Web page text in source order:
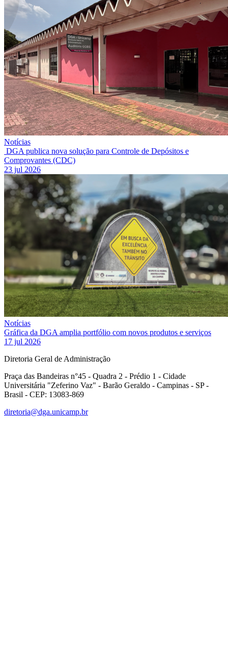
Notícias
DGA publica nova solução para Controle de Depósitos e
Comprovantes (CDC)
23 jul 2026
Notícias
Gráfica da DGA amplia portfólio com novos produtos e serviços
17 jul 2026
Diretoria Geral de Administração
Praça das Bandeiras n°45 - Quadra 2 - Prédio 1 - Cidade
Universitária "Zeferino Vaz" - Barão Geraldo - Campinas - SP -
Brasil - CEP: 13083-869
diretoria@dga.unicamp.br